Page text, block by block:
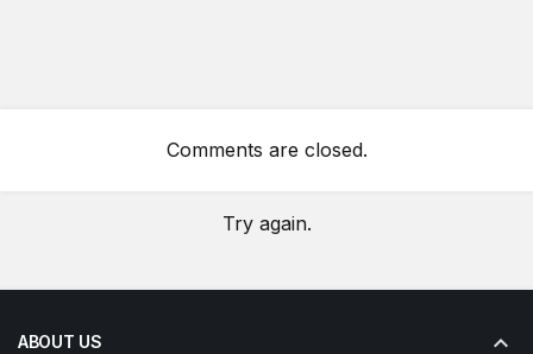
Comments are closed.
Try again.
ABOUT US